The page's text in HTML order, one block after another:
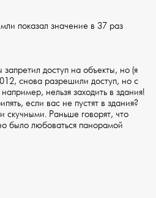
показал значение в 37 раз
доступ на объекты, но (я
снова разрешили доступ, но с
нельзя заходить в здания!
если вас не пустят в здания?
Раньше говорят, что
было любоваться панорамой